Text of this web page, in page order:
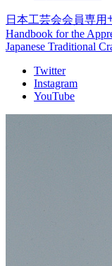
日本工芸会会員専用
Handbook for the
Japanese Traditional
Twitter
Instagram
YouTube